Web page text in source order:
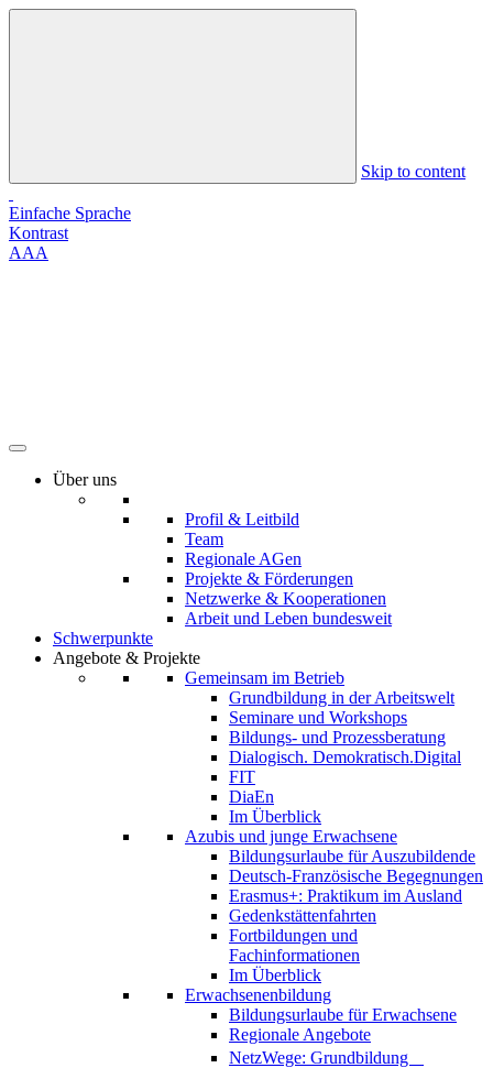
Skip to content
Einfache Sprache
Kontrast
AAA
Über uns
Profil & Leitbild
Team
Regionale AGen
Projekte & Förderungen
Netzwerke & Kooperationen
Arbeit und Leben bundesweit
Schwerpunkte
Angebote & Projekte
Gemeinsam im Betrieb
Grundbildung in der Arbeitswelt
Seminare und Workshops
Bildungs- und Prozessberatung
Dialogisch. Demokratisch.Digital
FIT
DiaEn
Im Überblick
Azubis und junge Erwachsene
Bildungsurlaube für Auszubildende
Deutsch-Französische Begegnungen
Erasmus+: Praktikum im Ausland
Gedenkstättenfahrten
Fortbildungen und
Fachinformationen
Im Überblick
Erwachsenenbildung
Bildungsurlaube für Erwachsene
Regionale Angebote
NetzWege: Grundbildung